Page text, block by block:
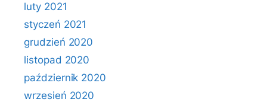
luty 2021
styczeń 2021
grudzień 2020
listopad 2020
październik 2020
wrzesień 2020